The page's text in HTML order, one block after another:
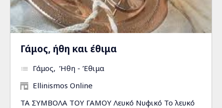
Γάμος, ήθη και έθιμα
Γάμος Ήθη - Έθιμα
Ellinismos Online
ΤΑ ΣΥΜΒΟΛΑ ΤΟΥ ΓΑΜΟΥ Λευκό Νυφικό Το λευκό